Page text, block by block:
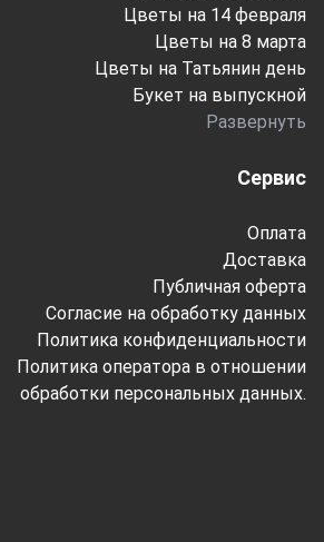
Сервис
Оплата
Доставка
Публичная оферта
Согласие на обработку данных
Политика конфиденциальности
Политика оператора в отношении
обработки персональных данных.
Цветы на 14 февраля
Цветы на 8 марта
Цветы на Татьянин день
Букет на выпускной
Развернуть